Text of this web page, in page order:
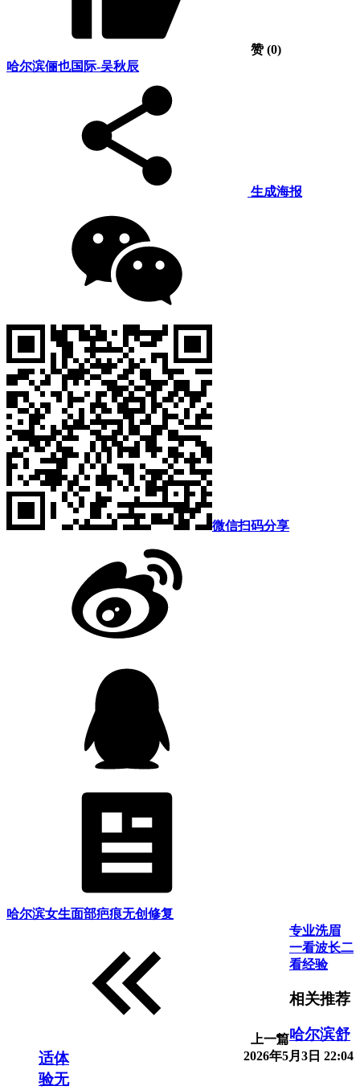
赞(0)
哈尔滨俪也国际-吴秋辰
生成海报
微信扫码分享
哈尔滨女生面部疤痕无创修复
上一篇
2026年5月3日 22:04
专业洗眉
一看波长二
看经验
相关推荐
哈尔滨舒
适体
验无